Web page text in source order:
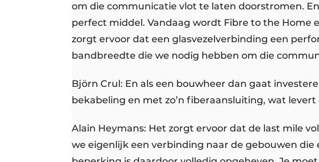
om die communicatie vlot te laten doorstromen.
perfect middel. Vandaag wordt Fibre to the Home
zorgt ervoor dat een glasvezelverbinding een
bandbreedte die we nodig hebben om die
Björn Crul: En als een bouwheer dan gaat
bekabeling en met zo’n fiberaansluiting, wat
Alain Heymans: Het zorgt ervoor dat de last mile
we eigenlijk een verbinding naar de gebouwen